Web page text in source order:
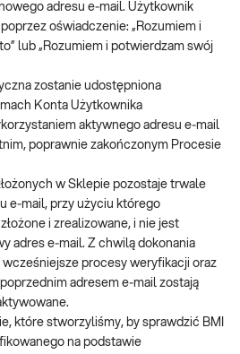
adresu e‑mail. Użytkownik
oświadczenie: „Rozumiem i
lub „Rozumiem i potwierdzam swój
zostanie udostępniona
Konta Użytkownika
aktywnego adresu e‑mail
poprawnie zakończonym Procesie
w Sklepie pozostaje trwale
e‑mail, przy użyciu którego
i zrealizowane, i nie jest
adres e‑mail. Z chwilą dokonania
procesy weryfikacji oraz
adresem e‑mail zostają
które stworzyliśmy, by sprawdzić BMI
na podstawie